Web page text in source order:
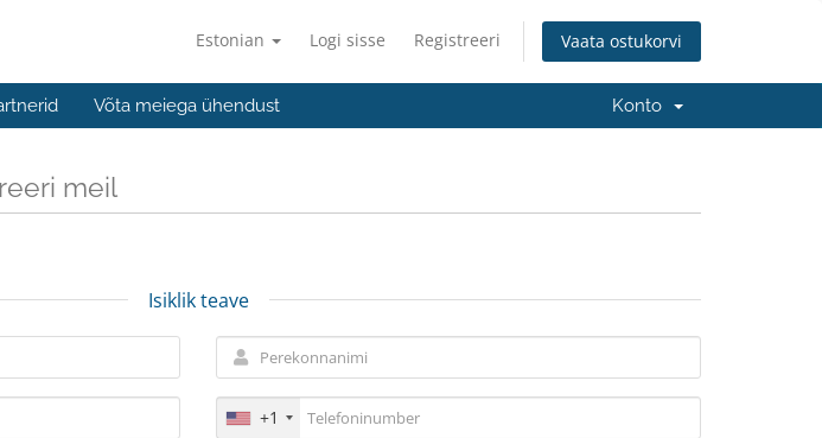
Estonian Logi sisse Registreeri Vaata ostukorvi
Võta meiega ühendust Konto
meil
Isiklik teave
+1